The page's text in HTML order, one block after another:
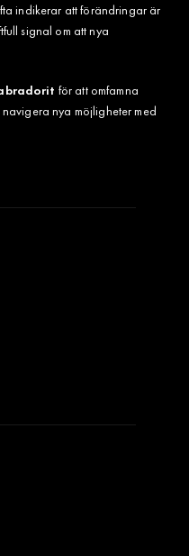
indikerar att förändringar är
signal om att nya
för att omfamna
nya möjligheter med